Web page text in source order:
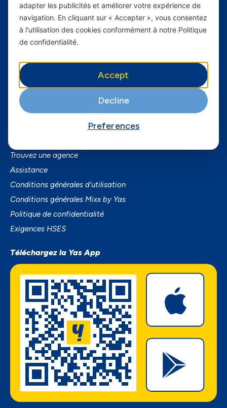
Axian Telecom
Services
Fibre
Business
SmartPhones
Trouvez une agence
Assistance
Conditions générales d’utilisation
Conditions générales Mixx by Yas
Politique de confidentialité
Exigences HSES
Téléchargez la Yas App
adapter les publicités et améliorer votre expérience de
navigation. En cliquant sur « Accepter », vous consentez
à l'utilisation des cookies conformément à notre Politique
de confidentialité.
Accept
Decline
Preferences